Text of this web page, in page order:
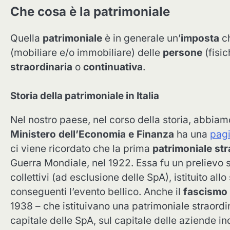
Che cosa è la patrimoniale
Quella patrimoniale è in generale un’imposta
(mobiliare e/o immobiliare) delle persone
straordinaria o continuativa.
Storia della patrimoniale in Italia
Nel nostro paese, nel corso della storia,
Ministero dell’Economia e Finanza ha una
ci viene ricordato che la prima patrimoniale
Guerra Mondiale, nel 1922. Essa fu un
collettivi (ad esclusione delle SpA), istituito
conseguenti l’evento bellico. Anche il fascismo
1938 – che istituivano una patrimoniale
capitale delle SpA, sul capitale delle aziende